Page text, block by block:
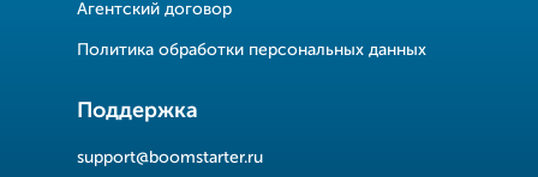
Агентский договор
Политика обработки персональных данных
Поддержка
support@boomstarter.ru